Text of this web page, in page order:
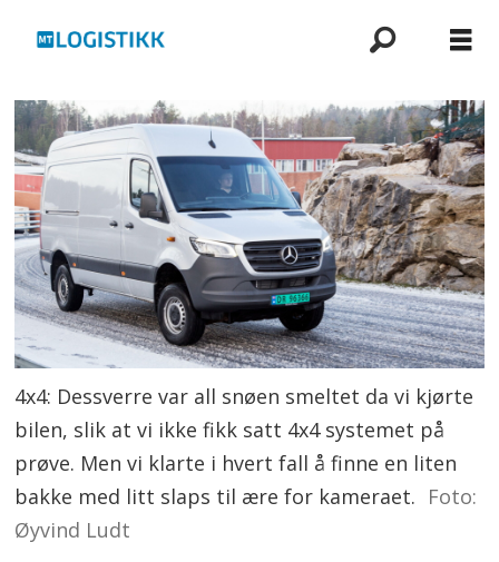
4x4: Dessverre var all snøen smeltet da vi kjørte
bilen, slik at vi ikke fikk satt 4x4 systemet på
prøve. Men vi klarte i hvert fall å finne en liten
bakke med litt slaps til ære for kameraet. Foto:
Øyvind Ludt